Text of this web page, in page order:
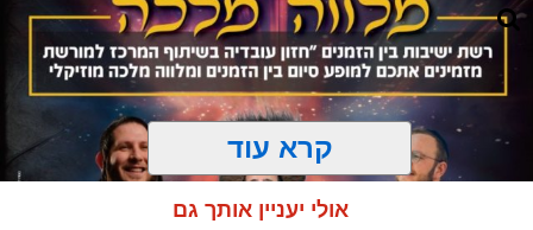
קרא עוד
אולי יעניין אותך גם